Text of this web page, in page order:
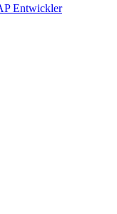
Entwickler